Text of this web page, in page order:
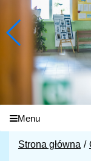
Menu
Strona główna